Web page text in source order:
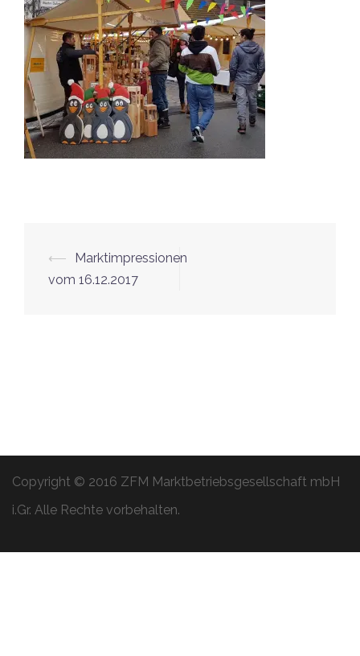
Beitrags-
Navigation
⟵
Marktimpressionen
vom 16.12.2017
Copyright © 2016 ZFM Marktbetriebsgesellschaft mbH
i.Gr. Alle Rechte vorbehalten.